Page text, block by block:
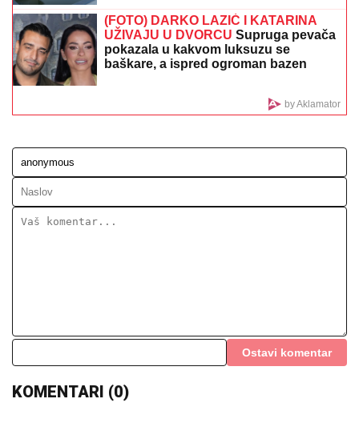
OPREZNO AKO IMATE REUMATOIDNI ARTIRTIS
Upozorenje stručnjaka: Zbog ove bolesti mogu da
stradaju i pluća, srce, oči
BOJANI NAKON SVAĐE SA TERZOM
NA PLAŽINjega zna cela Srbija: Mreže
fotografija
stanje stvari", ovo je samo jednom